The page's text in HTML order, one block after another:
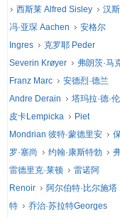
西斯莱 Alfred Sisley
汉斯
冯·亚琛 Aachen
安格尔
Ingres
克罗耶 Peder
Severin Krøyer
弗朗茨·马
Franz Marc
安德烈·德兰
Andre Derain
塔玛拉·德·伦
皮卡Lempicka
Piet
Mondrian 彼特·蒙德里安
罗·塞尚
约翰·康斯特勃
雷德里克·莱顿
雷诺阿
Renoir
阿尔伯特·比尔施塔
特
乔治·苏拉特Georges